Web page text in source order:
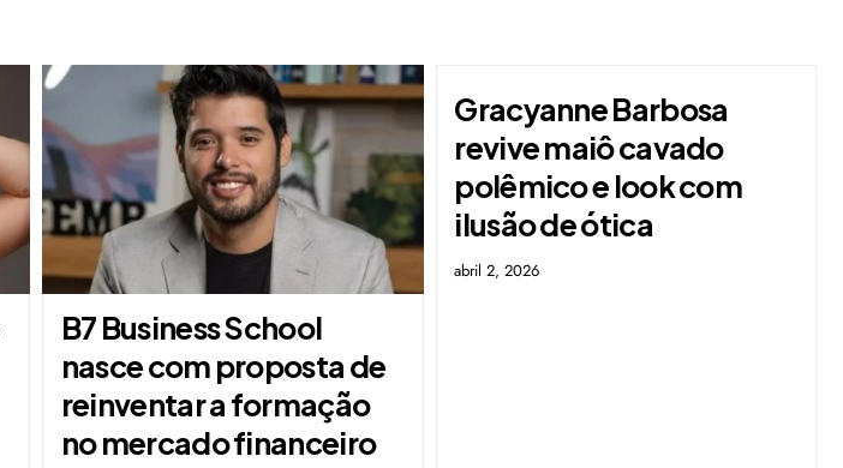
B7 Business School
nasce com proposta de
reinventar a formação
no mercado financeiro
Gracyanne Barbosa
revive maiô cavado
polêmico e look com
ilusão de ótica
abril 2, 2026